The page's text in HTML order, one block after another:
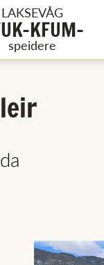
LAKSEVÅG
KFUM-
speidere